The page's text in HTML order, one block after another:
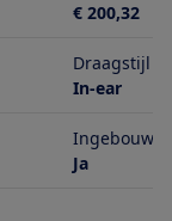
€ 200,32
Draagstijl
In-ear
Ja